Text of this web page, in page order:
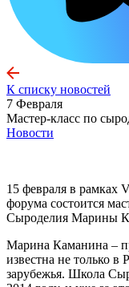
К списку новостей
7 Февраля
Мастер-класс по
Новости
15 февраля в рамках
форума состоится
Сыроделия Марины
Марина Каманина –
известна не только в
зарубежья. Школа